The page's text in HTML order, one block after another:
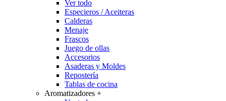
Ver todo
Especieros / Aceiteras
Calderas
Menaje
Frascos
Juego de ollas
Accesorios
Asaderas y Moldes
Repostería
Tablas de cocina
Aromatizadores +